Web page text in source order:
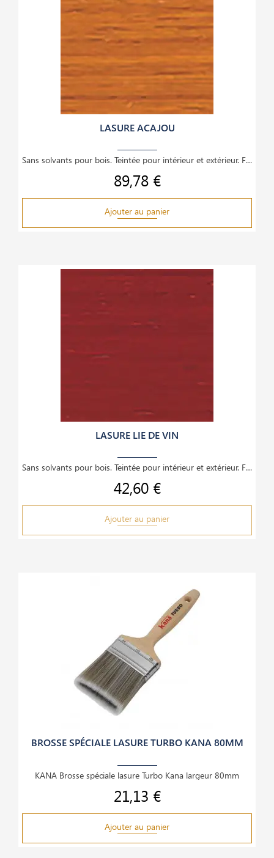
LASURE ACAJOU
Sans solvants pour bois. Teintée pour intérieur et extérieur. Finition satinée translucide,
Prix
89,78 €
Ajouter au panier
LASURE LIE DE VIN
Sans solvants pour bois. Teintée pour intérieur et extérieur. Finition satinée translucide,
Prix
42,60 €
Ajouter au panier
BROSSE SPÉCIALE LASURE TURBO KANA 80MM
KANA Brosse spéciale lasure Turbo Kana largeur 80mm
Prix
21,13 €
Ajouter au panier